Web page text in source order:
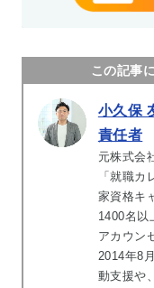
この記事
小久保
責任者
元株式会
「就職
家資格キ
1400名以
アカウン
2014年8
動支援や